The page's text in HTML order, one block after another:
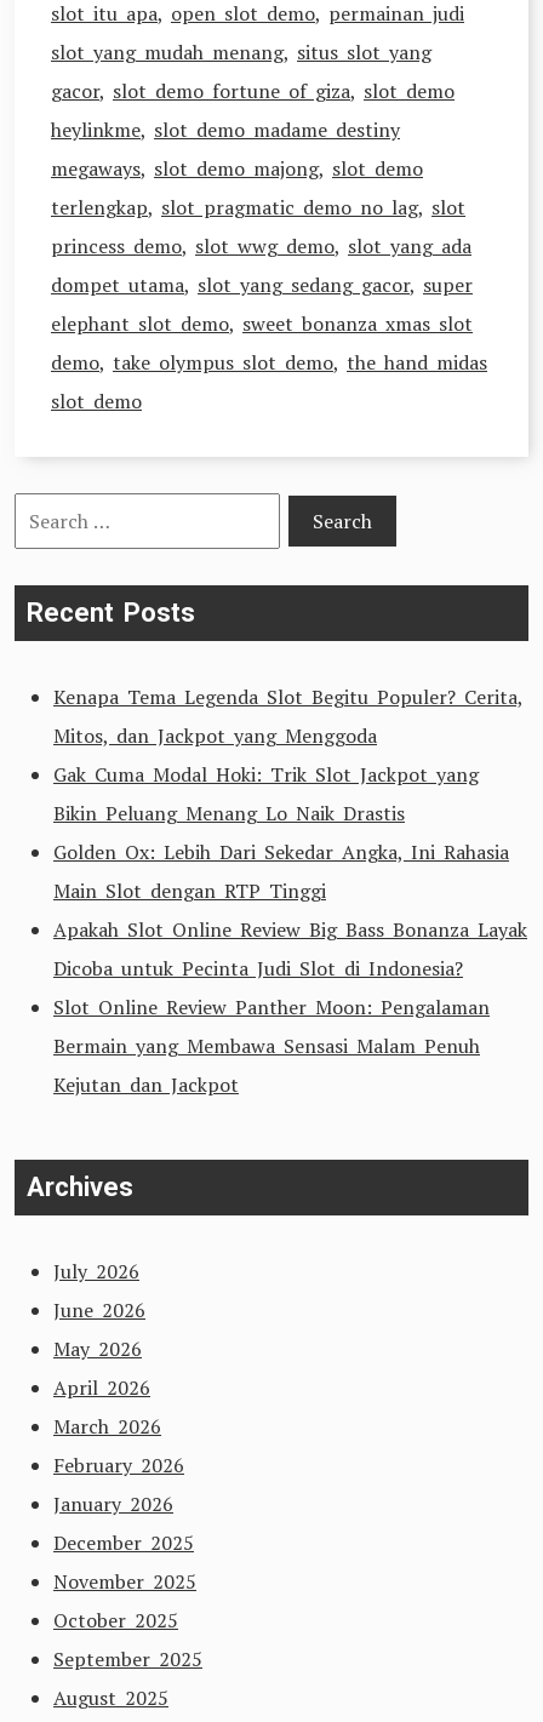
slot itu apa, open slot demo, permainan judi
slot yang mudah menang, situs slot yang
gacor, slot demo fortune of giza, slot demo
heylinkme, slot demo madame destiny
megaways, slot demo majong, slot demo
terlengkap, slot pragmatic demo no lag, slot
princess demo, slot wwg demo, slot yang ada
dompet utama, slot yang sedang gacor, super
elephant slot demo, sweet bonanza xmas slot
demo, take olympus slot demo, the hand midas
slot demo
Search
for:
Recent Posts
Kenapa Tema Legenda Slot Begitu Populer? Cerita,
Mitos, dan Jackpot yang Menggoda
Gak Cuma Modal Hoki: Trik Slot Jackpot yang
Bikin Peluang Menang Lo Naik Drastis
Golden Ox: Lebih Dari Sekedar Angka, Ini Rahasia
Main Slot dengan RTP Tinggi
Apakah Slot Online Review Big Bass Bonanza Layak
Dicoba untuk Pecinta Judi Slot di Indonesia?
Slot Online Review Panther Moon: Pengalaman
Bermain yang Membawa Sensasi Malam Penuh
Kejutan dan Jackpot
Archives
July 2026
June 2026
May 2026
April 2026
March 2026
February 2026
January 2026
December 2025
November 2025
October 2025
September 2025
August 2025